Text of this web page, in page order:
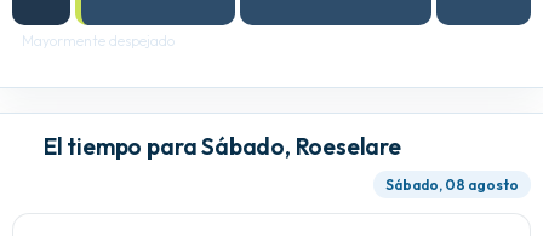
Mayormente despejado
El tiempo para Sábado, Roeselare
Sábado, 08 agosto